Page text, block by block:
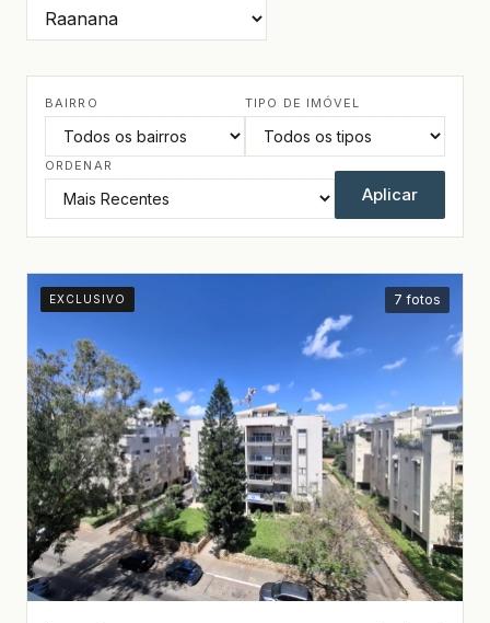
BAIRRO TIPO DE IMÓVEL
ORDENAR
Aplicar
EXCLUSIVO 7 fotos